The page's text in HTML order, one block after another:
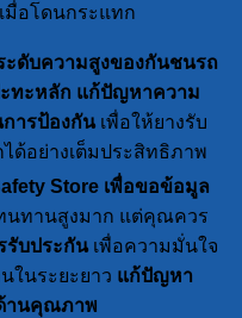
มื่อโดนกระแทก
ะดับความสูงของกันชนรถ
ทะหลัก แก้ปัญหาความ
ารป้องกันเพื่อให้ยางรับ
ด้อย่างเต็มประสิทธิภาพ
Store เพื่อขอข้อมูล
นทานสูงมาก แต่คุณควร
รับประกันเพื่อความมั่นใจ
ในระยะยาว แก้ปัญหา
านคุณภาพ